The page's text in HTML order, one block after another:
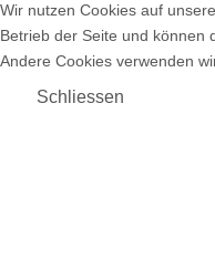
Wir nutzen Cookies auf
Betrieb der Seite und können
Andere Cookies verwenden
Schliessen